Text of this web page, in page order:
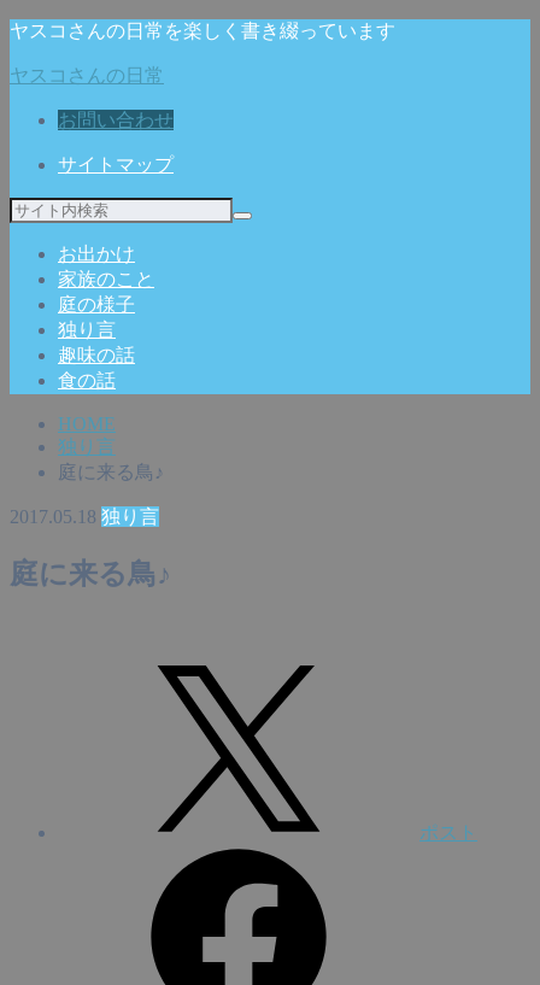
ヤスコさんの日常を楽しく書き綴っています
ヤスコさんの日常
お問い合わせ
サイトマップ
お出かけ
家族のこと
庭の様子
独り言
趣味の話
食の話
HOME
独り言
庭に来る鳥♪
2017.05.18 独り言
庭に来る鳥♪
ポスト